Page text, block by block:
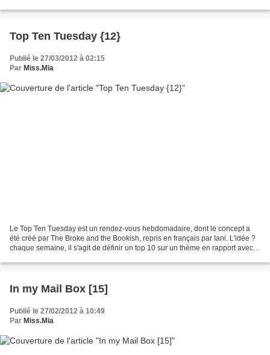
Top Ten Tuesday {12}
Publié le 27/03/2012 à 02:15
Par Miss.Mia
Le Top Ten Tuesday est un rendez-vous hebdomadaire, dont le concept a
été créé par The Broke and the Bookish, repris en français par Iani. L'idée ?
chaque semaine, il s'agit de définir un top 10 sur un thème en rapport avec
In my Mail Box [15]
Publié le 27/02/2012 à 10:49
Par Miss.Mia